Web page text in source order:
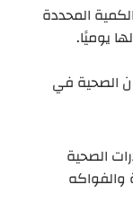
المحددة
يوميًا.
الصحية في
الصحية